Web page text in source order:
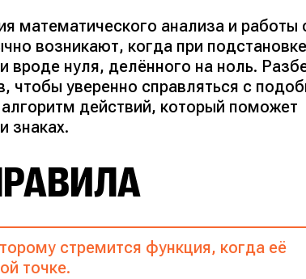
математического анализа и работы
возникают, когда при подстановке
вроде нуля, делённого на ноль.
чтобы уверенно справляться с
действий, который поможет
знаках.
стремится функция, когда её
точке.